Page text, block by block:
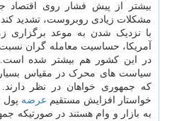
بیشتر از پیش فشار روی اقتصاد
مشکلات زیادی روبروست، تشدید
با نزدیک شدن به موعد برگزاری
آمریکا، حساسیت معامله گران
در این کشور هم بیشتر شده است.
سیاست های محرک در مقیاس
که جمهوری خواهان در نظر
خواستار افزایش مستقیم عرضه پول
به بازار و وام هستند در صورتیکه